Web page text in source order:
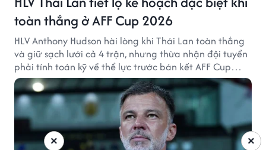
toàn thắng ở AFF Cup 2026
HLV Anthony Hudson hài lòng khi Thái Lan toàn thắng
và giữ sạch lưới cả 4 trận, nhưng thừa nhận đội tuyển
phải tính toán kỹ về thể lực trước bán kết AFF Cup
2026.
×
×